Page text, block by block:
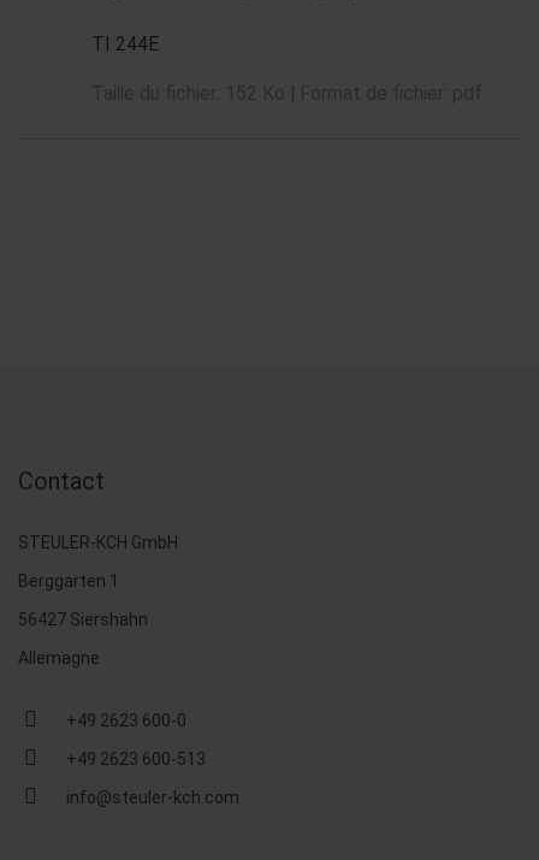
TI 244E
Contact
STEULER-KCH GmbH
Berggarten 1
56427 Siershahn
Allemagne
+49 2623 600-0
+49 2623 600-513
info@steuler-kch.com